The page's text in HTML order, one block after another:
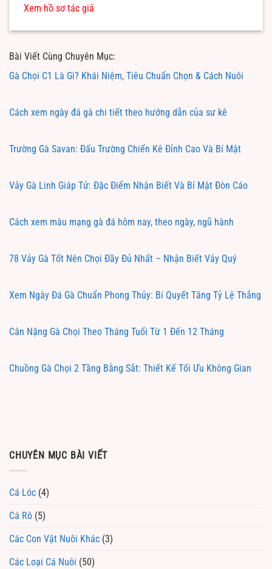
Xem hồ sơ tác giả
Bài Viết Cùng Chuyên Mục:
Gà Chọi C1 Là Gì? Khái Niệm, Tiêu Chuẩn Chọn & Cách Nuôi
Cách xem ngày đá gà chi tiết theo hướng dẫn của sư kê
Trường Gà Savan: Đấu Trường Chiến Kê Đỉnh Cao Và Bí Mật
Vảy Gà Linh Giáp Tử: Đặc Điểm Nhận Biết Và Bí Mật Đòn Cáo
Cách xem màu mạng gà đá hôm nay, theo ngày, ngũ hành
78 Vảy Gà Tốt Nên Chọi Đầy Đủ Nhất – Nhận Biết Vảy Quý
Xem Ngày Đá Gà Chuẩn Phong Thủy: Bí Quyết Tăng Tỷ Lệ Thắng
Cân Nặng Gà Chọi Theo Tháng Tuổi Từ 1 Đến 12 Tháng
Chuồng Gà Chọi 2 Tầng Bằng Sắt: Thiết Kế Tối Ưu Không Gian
CHUYÊN MỤC BÀI VIẾT
Cá Lóc (4)
Cá Rô (5)
Các Con Vật Nuôi Khác (3)
Các Loại Cá Nuôi (50)